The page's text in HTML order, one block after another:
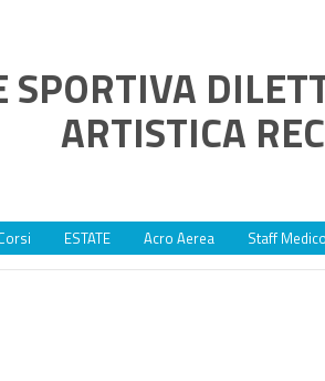
SPORTIVA
ARTISTICA
ESTATE Acro Aerea Staff Medico